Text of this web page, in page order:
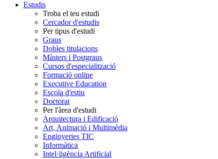
Estudis
Troba el teu estudi
Cercador d'estudis
Per tipus d'estudi
Graus
Dobles titulacions
Màsters i Postgraus
Cursos d'especialització
Formació online
Executive Education
Escola d'estiu
Doctorat
Per l'àrea d'estudi
Arquitectura i Edificació
Art, Animació i Multimèdia
Enginyeries TIC
Informàtica
Intel·ligència Artificial